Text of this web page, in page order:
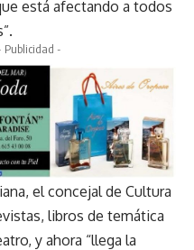
está afectando a todos
Publicidad -
el concejal de Cultura
libros de temática
y ahora “llega la